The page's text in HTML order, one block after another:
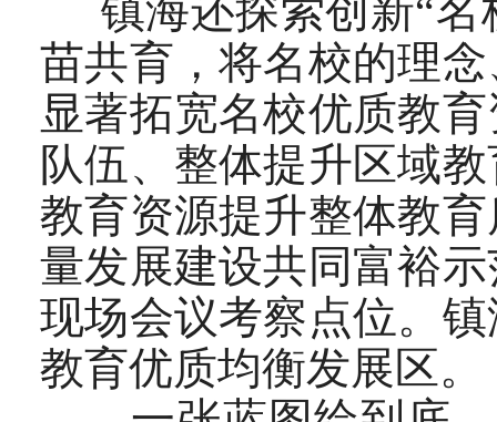
镇海还探索创新“名
苗共育，将名校的理
显著拓宽名校优质教
队伍、整体提升区域
教育资源提升整体教
量发展建设共同富裕
现场会议考察点位。
教育优质均衡发展区。